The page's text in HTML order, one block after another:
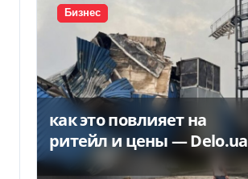
Бизнес
как это повлияет на
ритейл и цены — Delo.ua